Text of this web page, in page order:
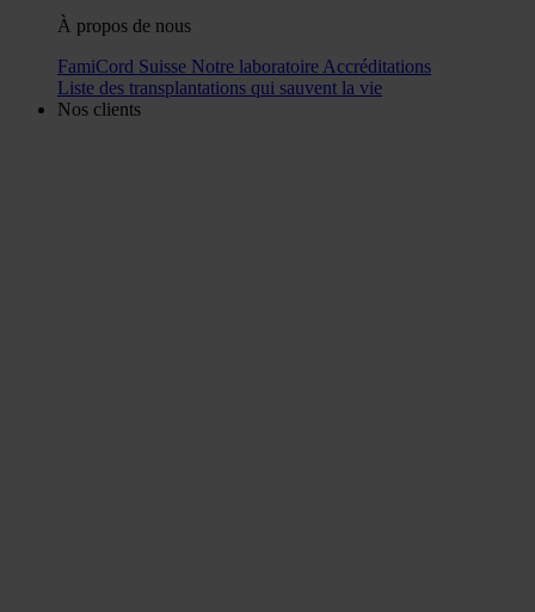
À propos de nous
FamiCord Suisse Notre laboratoire Accréditations
Liste des transplantations qui sauvent la vie
Nos clients